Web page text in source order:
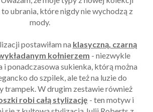
to ubrania, które nigdy nie wychodzą z
mody.
postawiłam na klasyczną, czarną
kołnierzem - niezwykle
i ponadczasowa sukienka, którą można
do szpilek, ale też na luzie do
trampek. W drugim zestawie również
robi całą stylizację - ten motyw i